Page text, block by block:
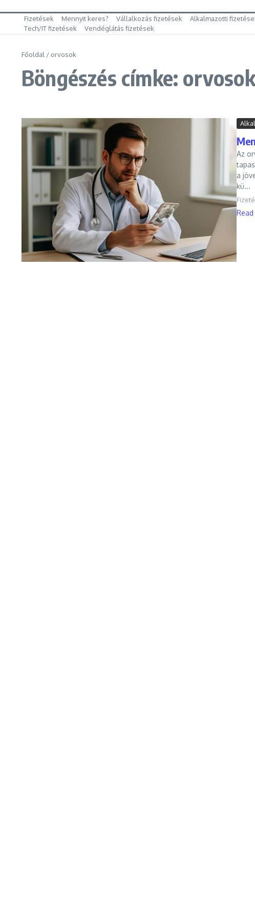
Fizetések Mennyit keres? Vállalkozás fizetések Alkalmazotti
Tech/IT fizetések
Vendéglátás fizetések
Főoldal / orvosok
Böngészés címke: orvosok
Az
a
kü...